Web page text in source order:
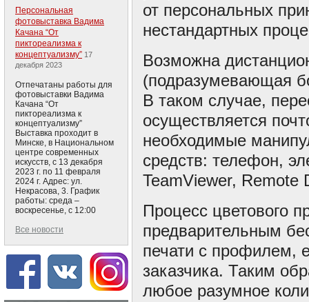
Персональная
фотовыставка Вадима
Качана “От
пиктореализма к
концептуализму” 17
декабря 2023
Отпечатаны работы для
фотовыставки Вадима
Качана “От
пиктореализма к
концептуализму”
Выставка проходит в
Минске, в Национальном
центре современных
искусств, с 13 декабря
2023 г. по 11 февраля
2024 г. Адрес: ул.
Некрасова, 3. График
работы: среда –
воскресенье, с 12:00
Все новости
от персональных
нестандартных
Возможна
(подразумевающая
В таком случае,
осуществляется
необходимые
средств: телефон,
TeamViewer, Remote
Процесс цветового
предварительным
печати с профилем,
заказчика. Таким
любое разумное